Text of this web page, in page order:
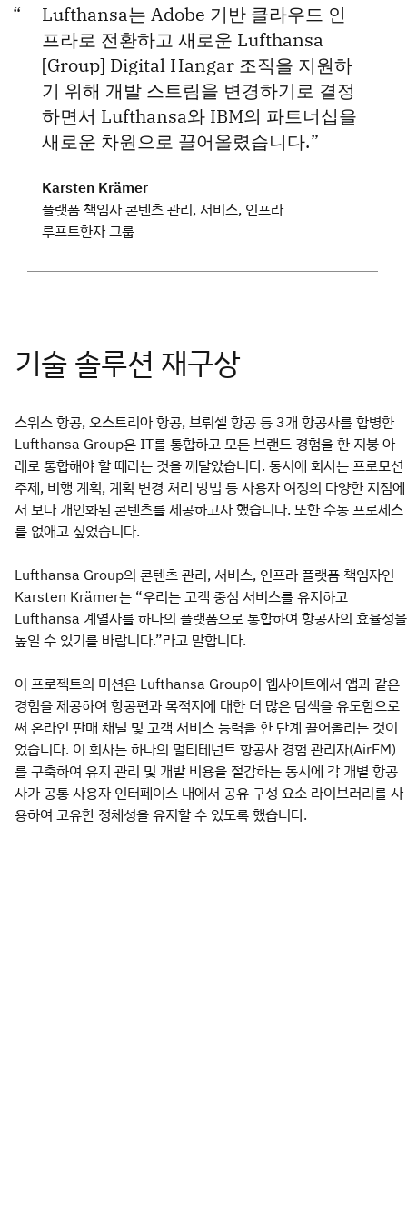
Lufthansa는 Adobe 기반 클라우드 인
프라로 전환하고 새로운 Lufthansa
[Group] Digital Hangar 조직을 지원하
기 위해 개발 스트림을 변경하기로 결정
하면서 Lufthansa와 IBM의 파트너십을
새로운 차원으로 끌어올렸습니다.
Karsten Krämer
플랫폼 책임자 콘텐츠 관리, 서비스, 인프라
루프트한자 그룹
스위스 항공, 오스트리아 항공, 브뤼셀 항공 등 3개 항공사를 합병한
Lufthansa Group은 IT를 통합하고 모든 브랜드 경험을 한 지붕 아
래로 통합해야 할 때라는 것을 깨달았습니다. 동시에 회사는 프로모션
주제, 비행 계획, 계획 변경 처리 방법 등 사용자 여정의 다양한 지점에
서 보다 개인화된 콘텐츠를 제공하고자 했습니다. 또한 수동 프로세스
를 없애고 싶었습니다.
Lufthansa Group의 콘텐츠 관리, 서비스, 인프라 플랫폼 책임자인
Karsten Krämer는 “우리는 고객 중심 서비스를 유지하고
Lufthansa 계열사를 하나의 플랫폼으로 통합하여 항공사의 효율성을
높일 수 있기를 바랍니다.”라고 말합니다.
이 프로젝트의 미션은 Lufthansa Group이 웹사이트에서 앱과 같은
경험을 제공하여 항공편과 목적지에 대한 더 많은 탐색을 유도함으로
써 온라인 판매 채널 및 고객 서비스 능력을 한 단계 끌어올리는 것이
었습니다. 이 회사는 하나의 멀티테넌트 항공사 경험 관리자(AirEM)
를 구축하여 유지 관리 및 개발 비용을 절감하는 동시에 각 개별 항공
사가 공통 사용자 인터페이스 내에서 공유 구성 요소 라이브러리를 사
용하여 고유한 정체성을 유지할 수 있도록 했습니다.